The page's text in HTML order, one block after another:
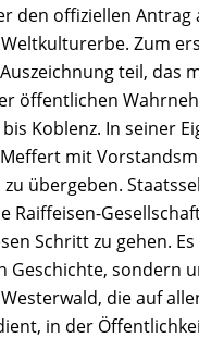
den offiziellen
Zum
teil, das
öffentlichen
Koblenz. In seiner
mit
übergeben.
Raiffeisen-
Schritt zu gehen.
sondern
die auf
in der